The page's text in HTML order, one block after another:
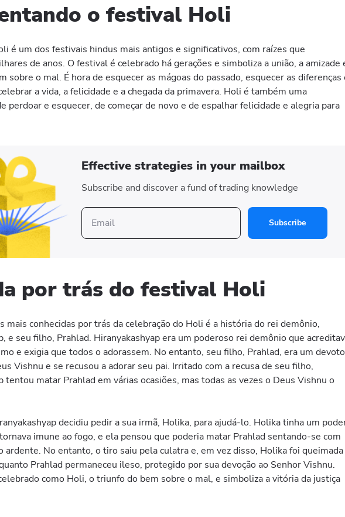
o festival Holi
é um dos festivais hindus mais antigos e significativos, com raízes que
de anos. O festival é celebrado há gerações e simboliza a união, a amizade
sobre o mal. É hora de esquecer as mágoas do passado, esquecer as diferenças
a vida, a felicidade e a chegada da primavera. Holi é também uma
perdoar e esquecer, de começar de novo e de espalhar felicidade e alegria para
Effective strategies in your mailbox
Subscribe and discover a fund of trading knowledge
Subscribe
por trás do festival Holi
mais conhecidas por trás da celebração do Holi é a história do rei demônio,
e seu filho, Prahlad. Hiranyakashyap era um poderoso rei demônio que
e exigia que todos o adorassem. No entanto, seu filho, Prahlad, era um devoto
Vishnu e se recusou a adorar seu pai. Irritado com a recusa de seu filho,
tentou matar Prahlad em várias ocasiões, mas todas as vezes o Deus Vishnu o
decidiu pedir a sua irmã, Holika, para ajudá-lo. Holika tinha um
imune ao fogo, e ela pensou que poderia matar Prahlad sentando-se com
ardente. No entanto, o tiro saiu pela culatra e, em vez disso, Holika foi queimada
Prahlad permaneceu ileso, protegido por sua devoção ao Senhor Vishnu.
como Holi, o triunfo do bem sobre o mal, e simboliza a vitória da justiça